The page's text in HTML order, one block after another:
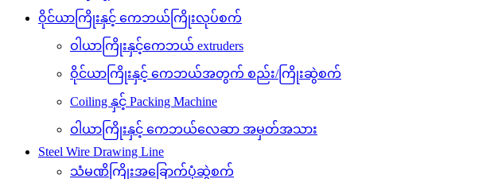
ဝိုင်ယာကြိုးနှင့် ကေဘယ်ကြိုးလုပ်စက်
ဝါယာကြိုးနှင့်ကေဘယ် extruders
ဝိုင်ယာကြိုးနှင့် ကေဘယ်အတွက် စည်း/ကြိုးဆွဲစက်
Coiling နှင့် Packing Machine
ဝါယာကြိုးနှင့် ကေဘယ်လေဆာ အမှတ်အသား
Steel Wire Drawing Line
သံမဏိကြိုးအခြောက်ပုံဆွဲစက်